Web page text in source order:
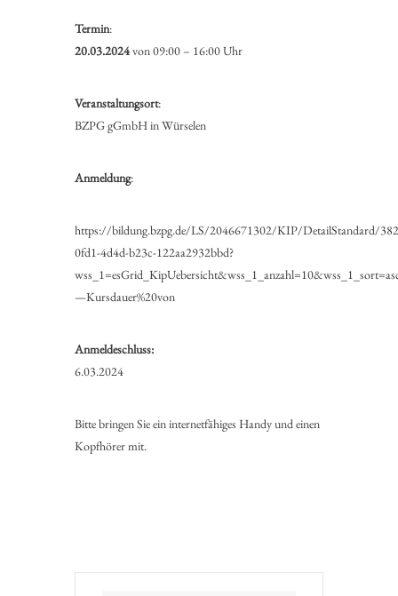
Termin:
20.03.2024von 09:00 – 16:00 Uhr
Veranstaltungsort:
BZPG gGmbH in Würselen
Anmeldung:
https://bildung.bzpg.de/LS/2046671302/KIP/DetailStandard/
0fd1-4d4d-b23c-122aa2932bbd?
—Kursdauer%20von
Anmeldeschluss:
6.03.2024
Bitte bringen Sie ein internetfähiges Handy und einen
Kopfhörer mit.